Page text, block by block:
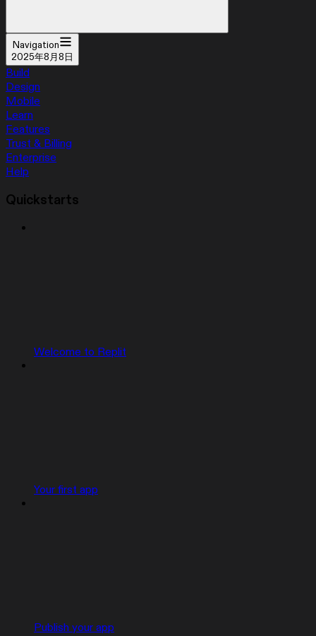
Navigation
2025年8月8日
Build
Design
Mobile
Learn
Features
Trust & Billing
Enterprise
Help
Quickstarts
Welcome to Replit
Your first app
Publish your app